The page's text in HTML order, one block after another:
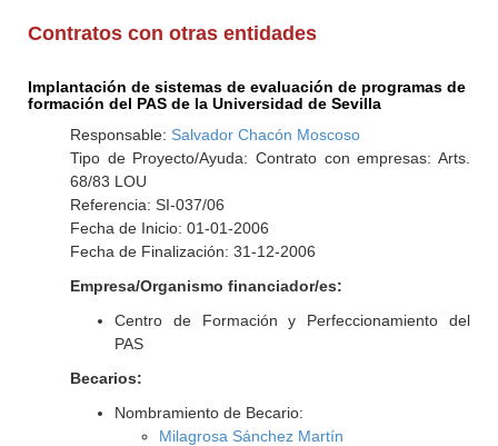
Contratos con otras entidades
Implantación de sistemas de evaluación de programas de
formación del PAS de la Universidad de Sevilla
Responsable: Salvador Chacón Moscoso
Tipo de Proyecto/Ayuda: Contrato con empresas: Arts.
68/83 LOU
Referencia: SI-037/06
Fecha de Inicio: 01-01-2006
Fecha de Finalización: 31-12-2006
Empresa/Organismo financiador/es:
Centro de Formación y Perfeccionamiento del
PAS
Becarios:
Nombramiento de Becario:
Milagrosa Sánchez Martín